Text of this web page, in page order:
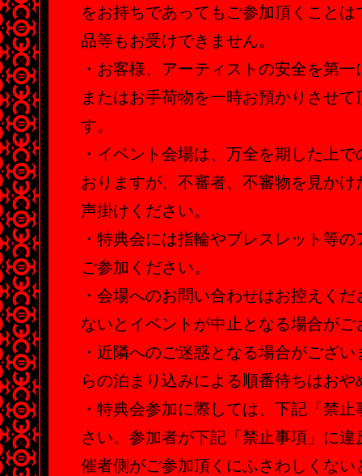
をお持ちであってもご参加頂くこと
品等もお受けできません。
・お客様、アーティストの安全を第
またはお手荷物を一時お預かりさせ
す。
・イベント会場は、万全を期した上
おりますが、不審者、不審物を見か
声掛けください。
・特典会には指輪やブレスレット等
ご参加ください。
・会場へのお問い合わせはお控えく
ないとイベントが中止となる場合がご
・近隣へのご迷惑となる場合がござ
らの泊まり込みによる順番待ちはおや
・特典会参加に際しては、下記「禁
さい。参加者が下記「禁止事項」に
催者側がご参加頂くにふさわしくな